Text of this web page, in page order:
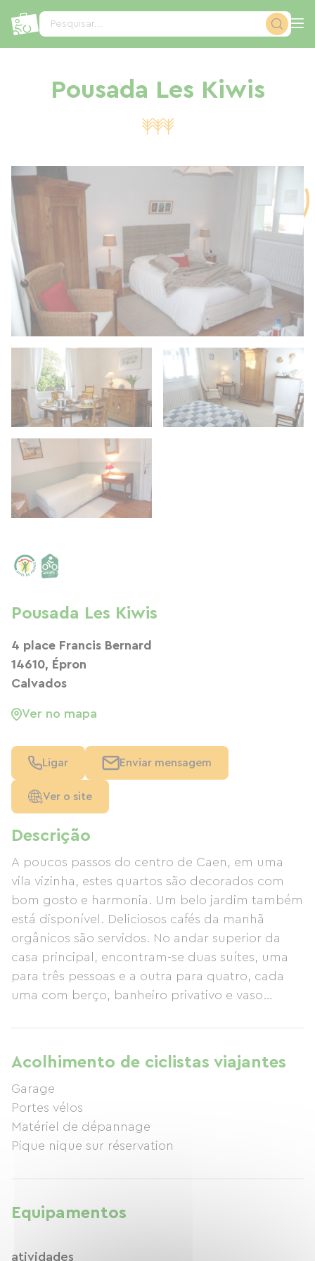
Pesquisar...
Pousada Les Kiwis
Descrição
A poucos passos do centro de Caen, em uma
vila vizinha, estes quartos são decorados com
bom gosto e harmonia. Um belo jardim também
está disponível. Deliciosos cafés da manhã
orgânicos são servidos. No andar superior da
casa principal, encontram-se duas suítes, uma
para três pessoas e a outra para quatro, cada
uma com berço, banheiro privativo e vaso
também é fornecido.
Acolhimento de ciclistas viajantes
Garage
Portes vélos
Matériel de dépannage
Pique nique sur réservation
Equipamentos
atividades
Pousada Les Kiwis
4 place Francis Bernard
14610, Épron
Calvados
Ver no mapa
Ligar Enviar mensagem
Ver o site
Painel de Gerenciamento de Cookies